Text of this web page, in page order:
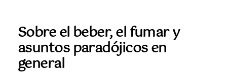
Sobre el beber, el fumar y
asuntos paradójicos en
general